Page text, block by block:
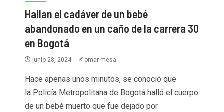
Hallan el cadáver de un bebé
abandonado en un caño de la carrera 30
en Bogotá
junio 28, 2024 omar mesa
Hace apenas unos minutos, se conoció que
la Policía Metropolitana de Bogotá halló el cuerpo
de un bebé muerto que fue dejado por